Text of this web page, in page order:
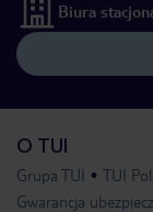
Biura
O TUI
Grupa TUI TUI
Gwarancja